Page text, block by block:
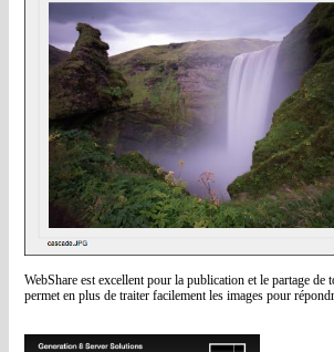
WebShare est excellent pour la publication et le partage
permet en plus de traiter facilement les images pour